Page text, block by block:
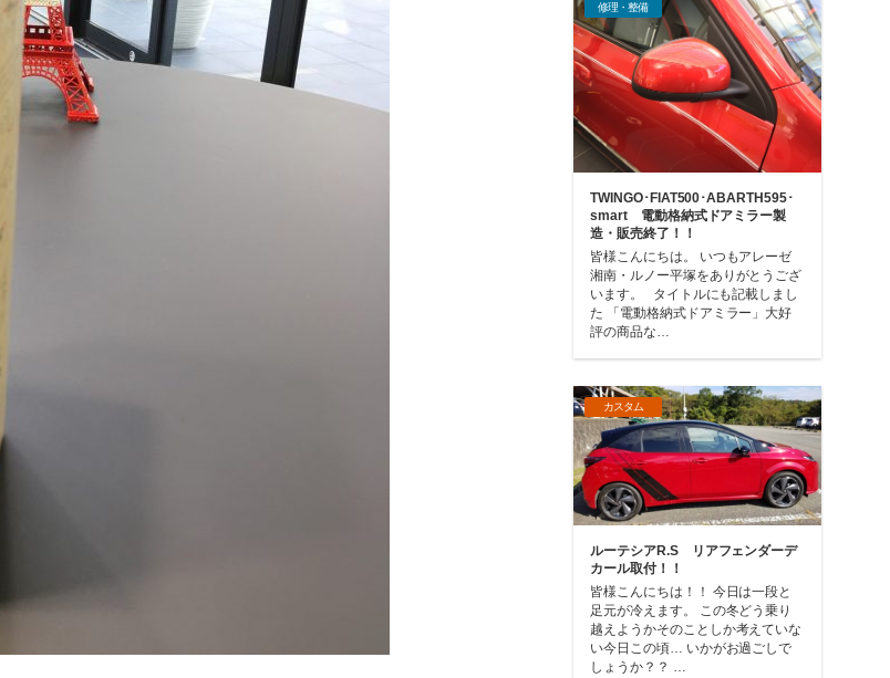
修理・整備
TWINGO･FIAT500･ABARTH595･
smart 電動格納式ドアミラー製
造・販売終了！！
皆様こんにちは。 いつもアレーゼ
湘南・ルノー平塚をありがとうござ
います。 タイトルにも記載しまし
た 「電動格納式ドアミラー」大好
評の商品な…
カスタム
ルーテシアR.S リアフェンダーデ
カール取付！！
皆様こんにちは！！ 今日は一段と
足元が冷えます。 この冬どう乗り
越えようかそのことしか考えていな
い今日この頃… いかがお過ごしで
しょうか？？ …